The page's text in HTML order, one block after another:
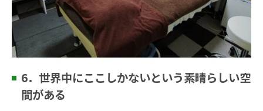
6．世界中にここしかないという素晴らしい空
間がある